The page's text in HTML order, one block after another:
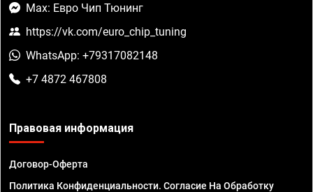
Max: Евро Чип Тюнинг
https://vk.com/euro_chip_tuning
WhatsApp: +79317082148
+7 4872 467808
Правовая информация
Договор-Оферта
Политика Конфиденциальности. Согласие На Обработку